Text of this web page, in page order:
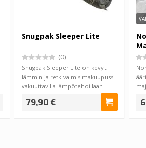
Snugpak Sleeper Lite
(0)
Snugpak Sleeper Lite on kevyt,
lämmin ja retkivalmis makuupussi
vakuuttavilla lämpötehoillaan -
79,90 €